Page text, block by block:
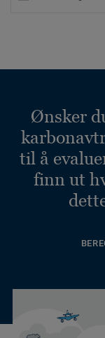
Ønsker
til å
finn ut